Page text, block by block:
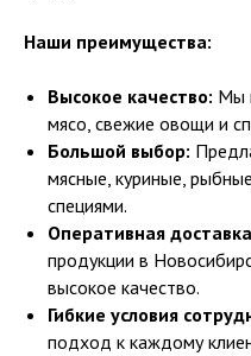
Наши преимущества:
Высокое качество: Мы
мясо, свежие овощи и
Большой выбор:
мясные, куриные,
специями.
Оперативная
продукции в
высокое качество.
Гибкие условия
подход к каждому